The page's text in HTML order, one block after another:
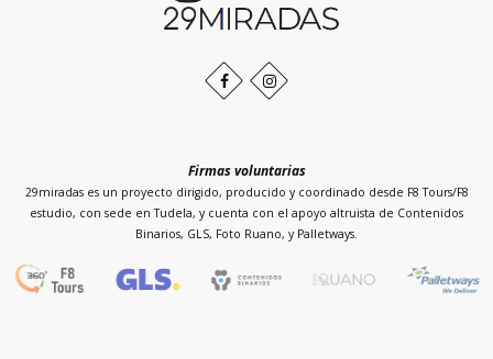
FacebookInstagram
Firmas voluntarias
29miradas es un proyecto dirigido, producido y coordinado desde F8 Tours/F8
estudio, con sede en Tudela, y cuenta con el apoyo altruista de Contenidos
Binarios, GLS, Foto Ruano, y Palletways.